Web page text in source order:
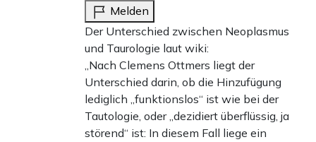
Melden
Der Unterschied zwischen Neoplasmus
und Taurologie laut wiki:
„Nach Clemens Ottmers liegt der
Unterschied darin, ob die Hinzufügung
lediglich „funktionslos“ ist wie bei der
Tautologie, oder „dezidiert überflüssig, ja
störend“ ist: In diesem Fall liege ein